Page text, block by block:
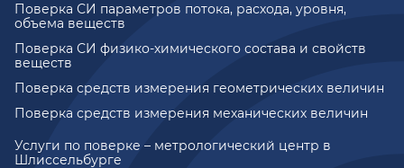
Услуги по поверке – метрологический центр в
Шлиссельбурге
Поверка СИ параметров потока, расхода, уровня,
объема веществ
Поверка СИ физико-химического состава и свойств
веществ
Поверка средств измерения геометрических величин
Поверка средств измерения механических величин